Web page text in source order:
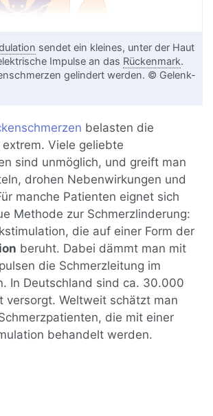
sendet ein kleines, unter der Haut
Impulse an das Rückenmark.
gelindert werden. © Gelenk-
belasten die
Viele geliebte
sind unmöglich, und greift man
drohen Nebenwirkungen und
manche Patienten eignet sich
Methode zur Schmerzlinderung:
die auf einer Form der
beruht. Dabei dämmt man mit
die Schmerzleitung im
In Deutschland sind ca. 30.000
versorgt. Weltweit schätzt man
die mit einer
behandelt werden.
Neuromodulation mit dem